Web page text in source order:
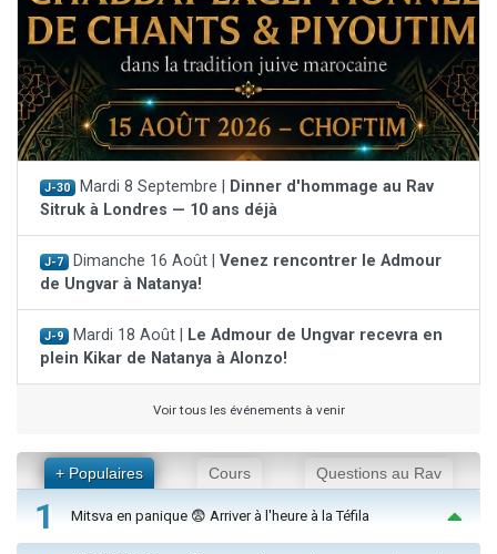
J-30 Mardi 8 Septembre |
Dinner d'hommage au Rav
Sitruk à Londres — 10 ans déjà
J-7 Dimanche 16 Août | Venez rencontrer le Admour
de Ungvar à Natanya!
J-9 Mardi 18 Août |
Le Admour de Ungvar recevra en
plein Kikar de Natanya à Alonzo!
Voir tous les événements à venir
+ Populaires Cours Questions au Rav
1 Mitsva en panique 😨 Arriver à l'heure à la Téfila